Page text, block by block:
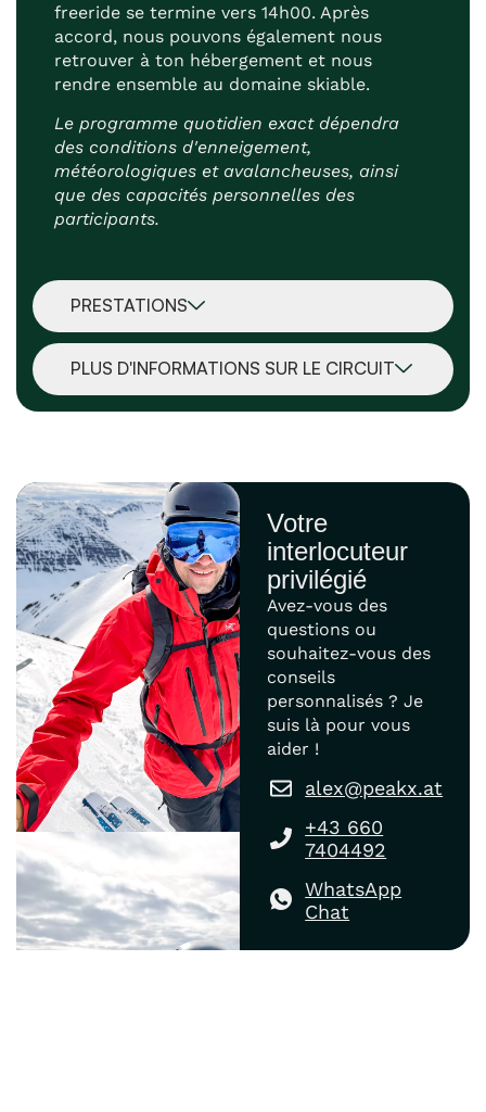
PRESTATIONS
PLUS D'INFORMATIONS SUR LE CIRCUIT
freeride se termine vers 14h00. Après
accord, nous pouvons également nous
retrouver à ton hébergement et nous
rendre ensemble au domaine skiable.
Le programme quotidien exact dépendra
des conditions d'enneigement,
météorologiques et avalancheuses, ainsi
que des capacités personnelles des
participants.
Votre
interlocuteur
privilégié
Avez-vous des
questions ou
souhaitez-vous des
conseils
personnalisés ? Je
suis là pour vous
aider !
alex@peakx.at
+43 660
7404492
WhatsApp
Chat